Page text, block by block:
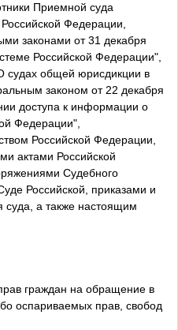
Приемной суда
Российской Федерации,
законами от 31 декабря
Российской Федерации",
судах общей юрисдикции в
законом от 22 декабря
доступа к информации о
Федерации",
Российской Федерации,
актами Российской
Судебного
Российской, приказами и
суда, а также настоящим
граждан на обращение в
оспариваемых прав, свобод